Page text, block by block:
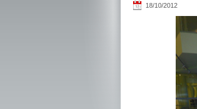
18/10/2012